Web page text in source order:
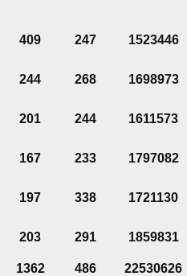
409 247 1523446
244 268 1698973
201 244 1611573
167 233 1797082
197 338 1721130
203 291 1859831
1362 486
22530626